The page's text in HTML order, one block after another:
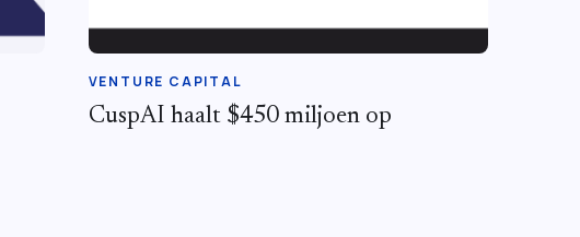
VENTURE CAPITAL
CuspAI haalt $450 miljoen op